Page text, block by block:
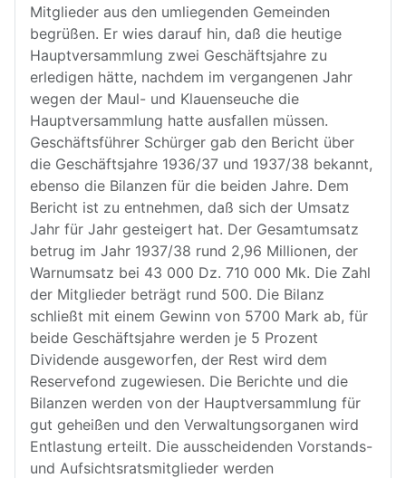
Mitglieder aus den umliegenden Gemeinden
begrüßen. Er wies darauf hin, daß die heutige
Hauptversammlung zwei Geschäftsjahre zu
erledigen hätte, nachdem im vergangenen Jahr
wegen der Maul- und Klauenseuche die
Hauptversammlung hatte ausfallen müssen.
Geschäftsführer Schürger gab den Bericht über
die Geschäftsjahre 1936/37 und 1937/38 bekannt,
ebenso die Bilanzen für die beiden Jahre. Dem
Bericht ist zu entnehmen, daß sich der Umsatz
Jahr für Jahr gesteigert hat. Der Gesamtumsatz
betrug im Jahr 1937/38 rund 2,96 Millionen, der
Warnumsatz bei 43 000 Dz. 710 000 Mk. Die Zahl
der Mitglieder beträgt rund 500. Die Bilanz
schließt mit einem Gewinn von 5700 Mark ab, für
beide Geschäftsjahre werden je 5 Prozent
Dividende ausgeworfen, der Rest wird dem
Reservefond zugewiesen. Die Berichte und die
Bilanzen werden von der Hauptversammlung für
gut geheißen und den Verwaltungsorganen wird
Entlastung erteilt. Die ausscheidenden Vorstands-
und Aufsichtsratsmitglieder werden